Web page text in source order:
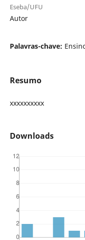
Eseba/UFU
Autor
Palavras-chave:
Resumo
xxxxxxxxxx
Downloads